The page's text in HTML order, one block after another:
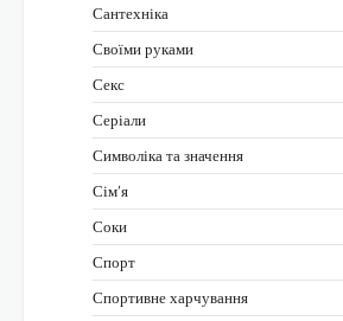
Сантехніка
Своїми руками
Секс
Серіали
Символіка та значення
Сім’я
Соки
Спорт
Спортивне харчування